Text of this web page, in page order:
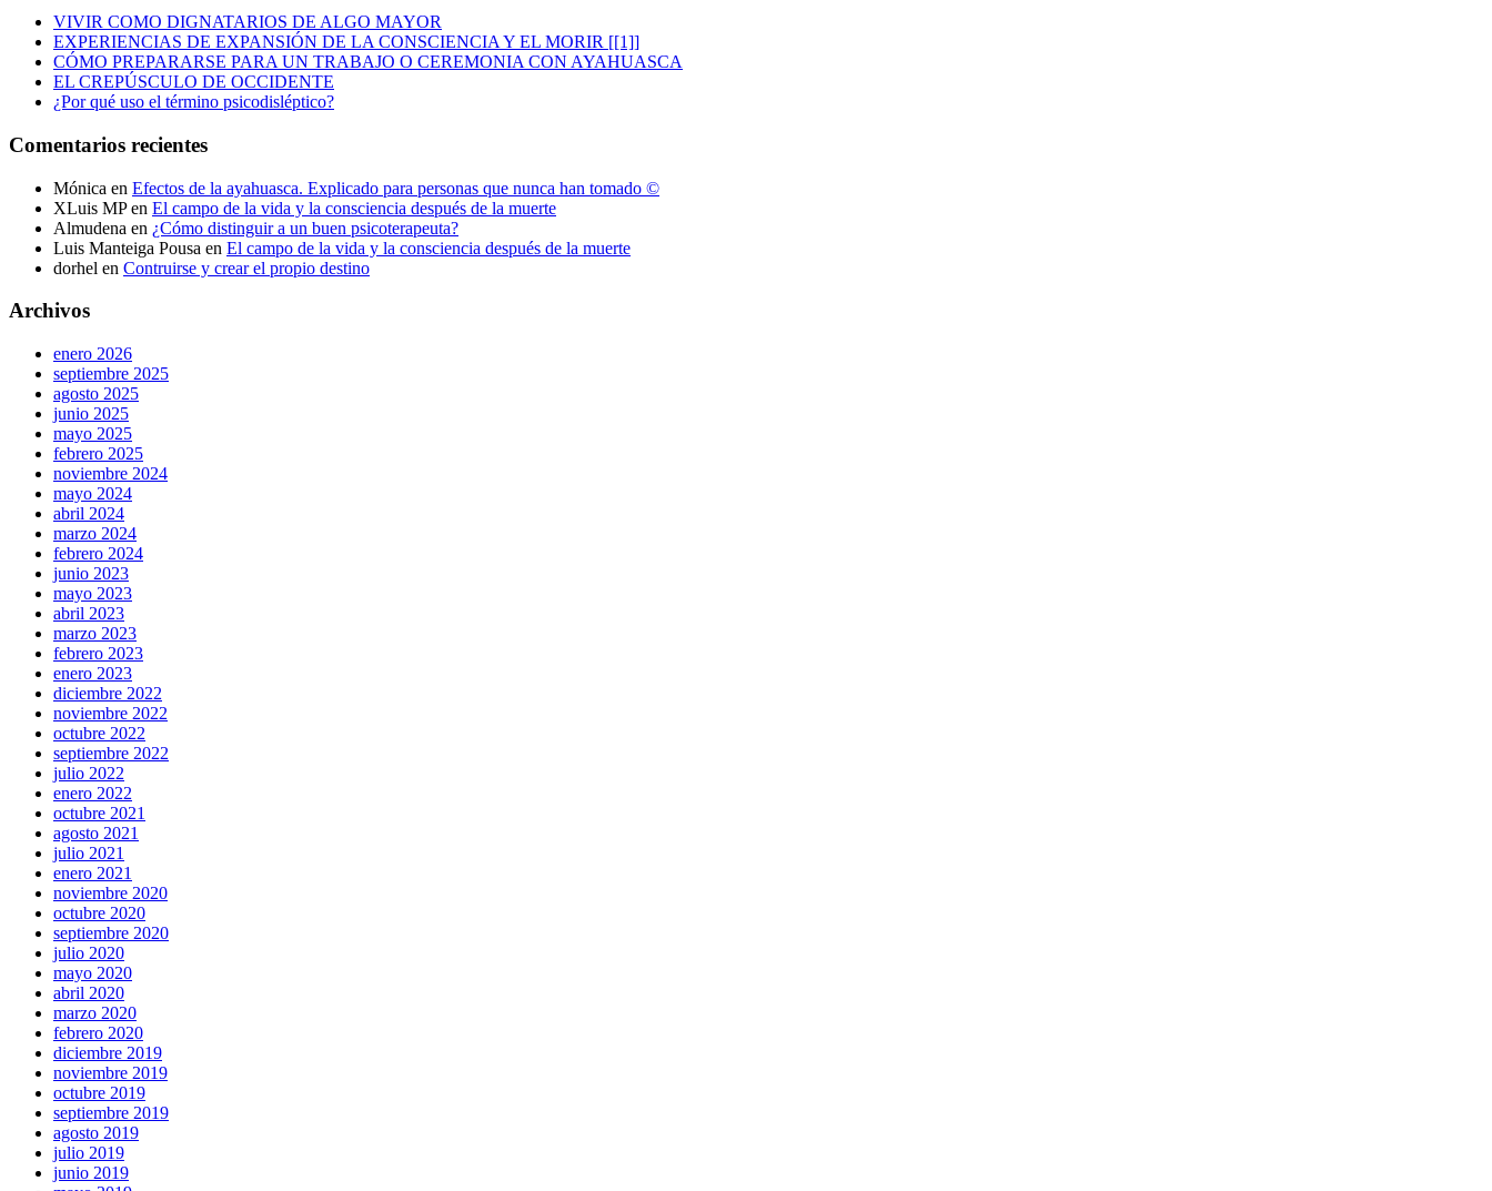
VIVIR COMO DIGNATARIOS DE ALGO MAYOR
EXPERIENCIAS DE EXPANSIÓN DE LA CONSCIENCIA Y EL MORIR [[1]]
CÓMO PREPARARSE PARA UN TRABAJO O CEREMONIA CON AYAHUASCA
EL CREPÚSCULO DE OCCIDENTE
¿Por qué uso el término psicodisléptico?
Comentarios recientes
Mónica en Efectos de la ayahuasca. Explicado para personas que nunca han tomado ©
XLuis MPen El campo de la vida y la consciencia después de la muerte
Almudena en ¿Cómo distinguir a un buen psicoterapeuta?
Luis Manteiga Pousa en El campo de la vida y la consciencia después de la muerte
dorhel en Contruirse y crear el propio destino
Archivos
enero 2026
septiembre 2025
agosto 2025
junio 2025
mayo 2025
febrero 2025
noviembre 2024
mayo 2024
abril 2024
marzo 2024
febrero 2024
junio 2023
mayo 2023
abril 2023
marzo 2023
febrero 2023
enero 2023
diciembre 2022
noviembre 2022
octubre 2022
septiembre 2022
julio 2022
enero 2022
octubre 2021
agosto 2021
julio 2021
enero 2021
noviembre 2020
octubre 2020
septiembre 2020
julio 2020
mayo 2020
abril 2020
marzo 2020
febrero 2020
diciembre 2019
noviembre 2019
octubre 2019
septiembre 2019
agosto 2019
julio 2019
junio 2019